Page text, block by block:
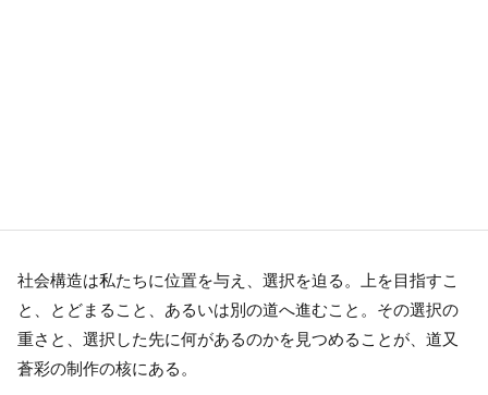
社会構造は私たちに位置を与え、選択を迫る。上を目指すこ
と、とどまること、あるいは別の道へ進むこと。その選択の
重さと、選択した先に何があるのかを見つめることが、道又
蒼彩の制作の核にある。